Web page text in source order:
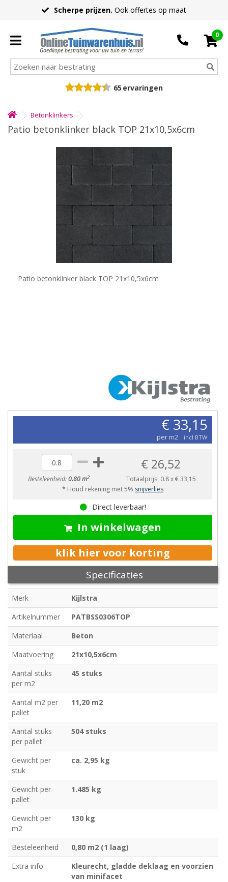
Scherpe prijzen. Ook offertes op maat
Goedkope bestrating voor uw tuin en terras!
0
65 ervaringen
Betonklinkers
Patio betonklinker black TOP 21x10,5x6cm
Patio betonklinker black TOP 21x10,5x6cm
€ 33,15
per m2 incl BTW
Besteleenheid:0.80 m2
€ 26,52
Totaalprijs: 0.8x€ 33,15
* Houd rekening met 5% snijverlies
Direct leverbaar!
In winkelwagen
klik hier voor korting
Specificaties
Merk
Kijlstra
Artikelnummer
PATBSS0306TOP
Materiaal
Beton
Maatvoering
21x10,5x6cm
Aantal stuks
per m2
45 stuks
Aantal m2 per
pallet
11,20 m2
Aantal stuks
per pallet
504 stuks
Gewicht per
stuk
ca. 2,95 kg
Gewicht per
pallet
1.485 kg
Gewicht per
m2
130 kg
Besteleenheid
0,80 m2 (1 laag)
Extra info
Kleurecht, gladde deklaag en voorzien
van minifacet